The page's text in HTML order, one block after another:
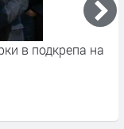
в подкрепа на